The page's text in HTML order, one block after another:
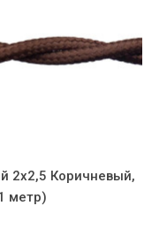
2x2,5 Коричневый,
метр)